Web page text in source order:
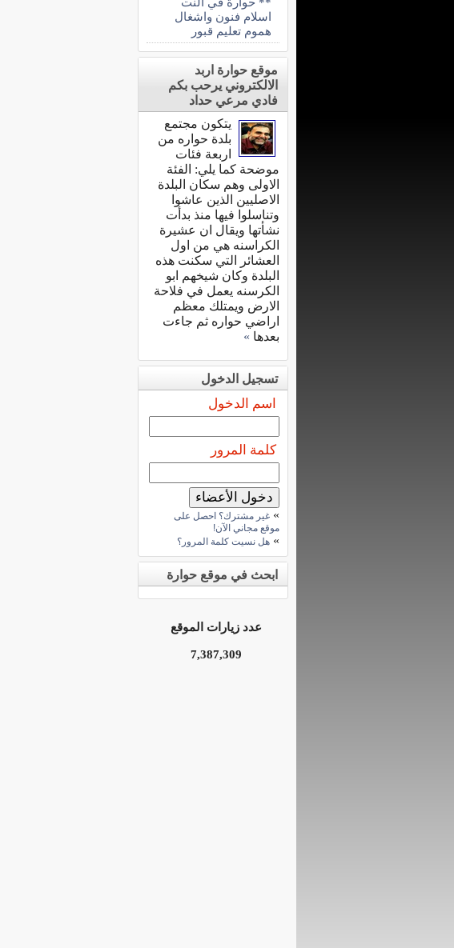
اسلام فنون واشغال
هموم تعليم قبور
موقع حوارة اربد
الالكتروني يرحب بكم
فادي مرعي حداد
يتكون مجتمع
بلدة حواره من
اربعة فئات
موضحة كما يلي: الفئة
الاولى وهم سكان البلدة
الاصليين الذين عاشوا
وتناسلوا فيها منذ بدأت
نشأتها ويقال ان عشيرة
الكراسنه هي من اول
العشائر التي سكنت هذه
البلدة وكان شيخهم ابو
الكرسنه يعمل في فلاحة
الارض ويمتلك معظم
اراضي حواره ثم جاءت
بعدها »
تسجيل الدخول
اسم الدخول
كلمة المرور
» غير مشترك؟ احصل على
موقع مجاني الآن!
» هل نسيت كلمة المرور؟
ابحث في موقع حوارة
عدد زيارات الموقع
7,387,309